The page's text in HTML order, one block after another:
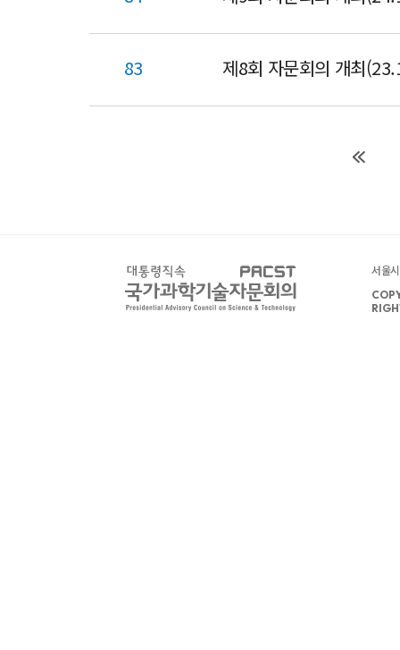
83 제8회 자문회의 개최
서울